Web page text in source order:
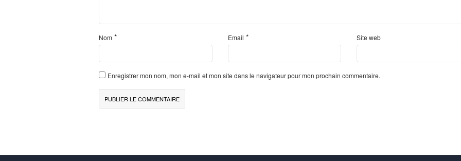
Nom * Email * Site web
Enregistrer mon nom, mon e-mail et mon site dans le navigateur pour mon prochain commentaire.